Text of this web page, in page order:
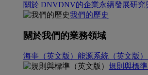
關於 DNVDNV的企業永續發展研究
我們的歷史
關於我們的業務領域
海事（英文版） 能源系統（英文版）
規則與標準